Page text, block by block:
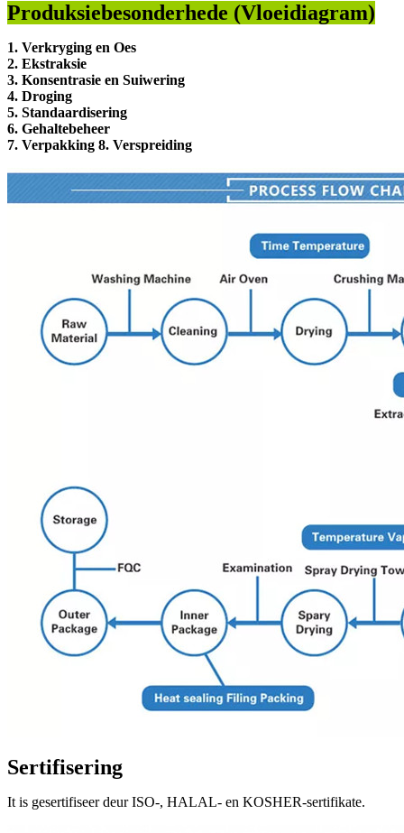
Produksiebesonderhede (Vloeidiagram)
1. Verkryging en Oes
2. Ekstraksie
3. Konsentrasie en Suiwering
4. Droging
5. Standaardisering
6. Gehaltebeheer
7. Verpakking 8. Verspreiding
Sertifisering
It is gesertifiseer deur ISO-, HALAL- en KOSHER-sertifikate.